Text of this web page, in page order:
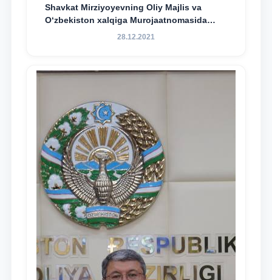
Shavkat Mirziyoyevning Oliy Majlis va
O‘zbekiston xalqiga Murojaatnomasida
belgilangan vazifalar mazmun-mohiyatini
dayjesti
28.12.2021